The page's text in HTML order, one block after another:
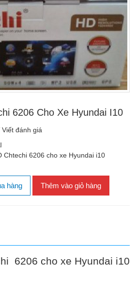
6206 Cho Xe Hyundai I10
Viết đánh giá
Chtechi 6206 cho xe Hyundai i10
hàng Thêm vào giỏ hàng
6206 cho xe Hyundai i10